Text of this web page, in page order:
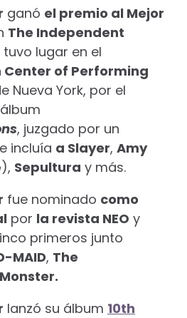
ganó el premio al Mejor
The Independent
lugar en el
Center of Performing
Nueva York, por el
, juzgado por un
incluía a Slayer, Amy
), Sepultura y más.
fue nominado como
por la revista NEO y
primeros junto
MAID, The
lanzó su álbum 10th